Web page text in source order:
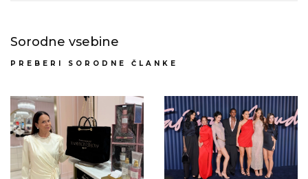
Sorodne vsebine
PREBERI SORODNE ČLANKE